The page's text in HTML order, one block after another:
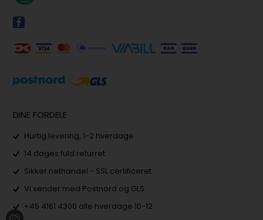
DINE FORDELE
Hurtig levering, 1-2 hverdage
14 dages fuld returret
Sikker nethandel - SSL certificeret
Vi sender med Postnord og GLS
+45 4161 4300 alle hverdage 10-12